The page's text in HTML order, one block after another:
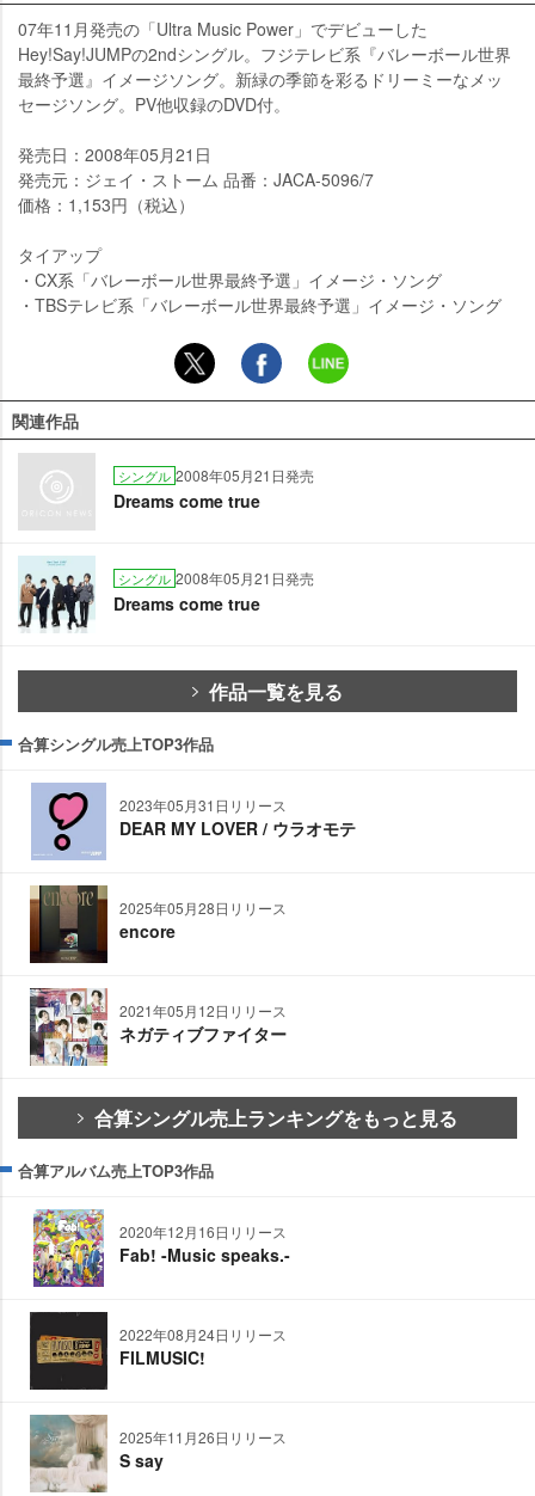
07年11月発売の「Ultra Music Power」でデビューした
Hey!Say!JUMPの2ndシングル。フジテレビ系『バレーボール世界
最終予選』イメージソング。新緑の季節を彩るドリーミーなメッ
セージソング。PV他収録のDVD付。
発売日：2008年05月21日
発売元：ジェイ・ストーム 品番：JACA-5096/7
価格：1,153円（税込）
タイアップ
・CX系「バレーボール世界最終予選」イメージ・ソング
・TBSテレビ系「バレーボール世界最終予選」イメージ・ソング
関連作品
シングル 2008年05月21日発売
Dreams come true
シングル 2008年05月21日発売
Dreams come true
作品一覧を見る
合算シングル売上TOP3作品
2023年05月31日リリース
DEAR MY LOVER / ウラオモテ
2025年05月28日リリース
encore
2021年05月12日リリース
ネガティブファイター
合算シングル売上ランキングをもっと見る
合算アルバム売上TOP3作品
2020年12月16日リリース
Fab! -Music speaks.-
2022年08月24日リリース
FILMUSIC!
2025年11月26日リリース
S say